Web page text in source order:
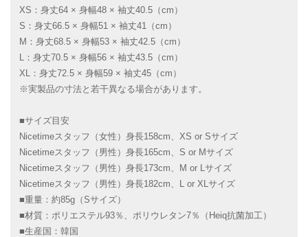
XS：身丈64 × 身幅48 × 袖丈40.5（cm）
S：身丈66.5 × 身幅51 × 袖丈41（cm）
M：身丈68.5 × 身幅53 × 袖丈42.5（cm）
L：身丈70.5 × 身幅56 × 袖丈43.5（cm）
XL：身丈72.5 × 身幅59 × 袖丈45（cm）
※実製品の寸法と若干異なる場合があります。
■サイズ目安
Nicetimeスタッフ（女性）身長158cm、XS or Sサイズ
Nicetimeスタッフ（男性）身長165cm、S or Mサイズ
Nicetimeスタッフ（男性）身長173cm、M or Lサイズ
Nicetimeスタッフ（男性）身長182cm、L or XLサイズ
■重量：約85g（Sサイズ）
■材質：ポリエステル93％、ポリウレタン7％（Heiq抗菌加工）
■生産国：韓国